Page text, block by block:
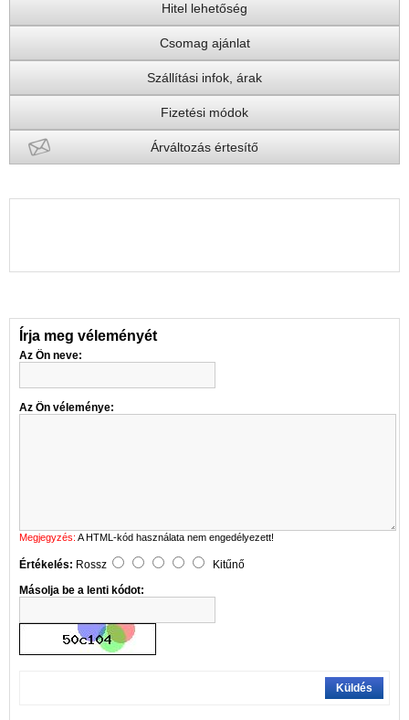
Hitel lehetőség
Csomag ajánlat
Szállítási infok, árak
Fizetési módok
Árváltozás értesítő
Írja meg véleményét
Az Ön neve:
Az Ön véleménye:
Megjegyzés: A HTML-kód használata nem engedélyezett!
Értékelés: Rossz
Kitűnő
Másolja be a lenti kódot:
Küldés